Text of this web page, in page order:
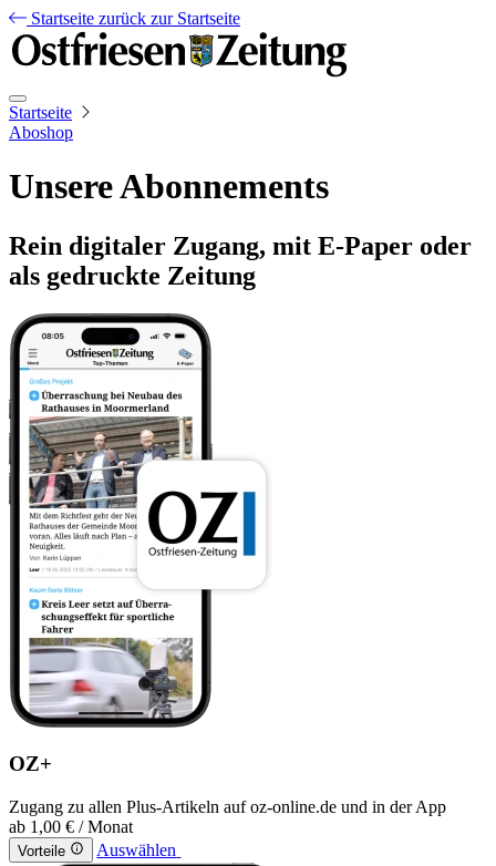
Startseite zurück zur Startseite
Startseite
Aboshop
Unsere Abonnements
Rein digitaler Zugang, mit E-Paper oder
als gedruckte Zeitung
OZ+
Zugang zu allen Plus-Artikeln auf oz-online.de und in der App
ab 1,00 € / Monat
Vorteile Auswählen